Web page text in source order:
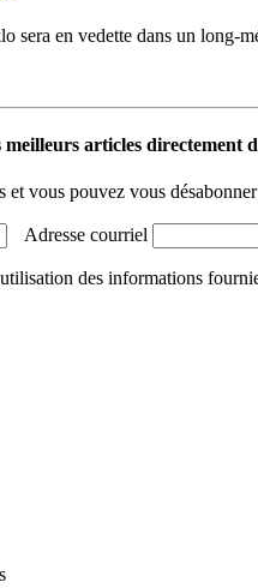
sera en vedette dans un long-
articles directement
et vous pouvez vous
Adresse courriel
des informations